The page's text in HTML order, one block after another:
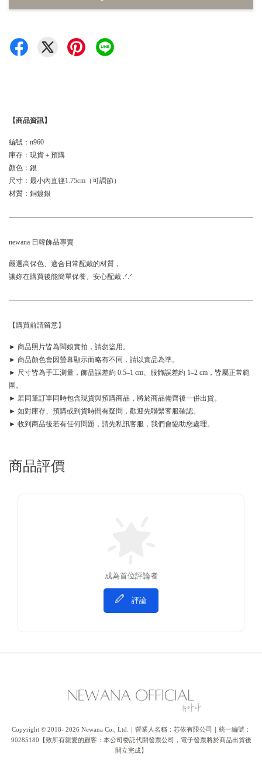
【商品資訊】
編號：n960
庫存：現貨＋預購
顏色：銀
尺寸：最小內直徑1.75cm（可調節）
材質：銅鍍銀
newana 日韓飾品專賣
嚴選高保色、適合日常配戴的材質，
讓妳在購買後能簡單保養、安心配戴 .ᐟ.ᐟ
【購買前請留意】
► 商品照片皆為闆娘實拍，請勿盜用。
► 商品顏色會因螢幕顯示而略有不同，請以實品為準。
► 尺寸皆為手工測量，飾品誤差約 0.5–1 cm、服飾誤差約 1–2 cm，皆屬正常範
圍。
► 若同筆訂單同時包含現貨與預購商品，將於商品備齊後一併出貨。
► 如對庫存、預購或到貨時間有疑問，歡迎先聯繫客服確認。
► 收到商品後若有任何問題，請先私訊客服，我們會協助您處理。
商品評價
成為首位評論者
評論
Copyright © 2018- 2026 Newana Co., Ltd.｜營業人名稱：芯依有限公司｜統一編號：
90285180【致所有親愛的顧客：本公司委託代開發票公司，電子發票將於商品出貨後
開立完成】